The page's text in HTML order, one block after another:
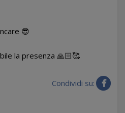
😎
la presenza 🙏🏻🥰
Condividi su: